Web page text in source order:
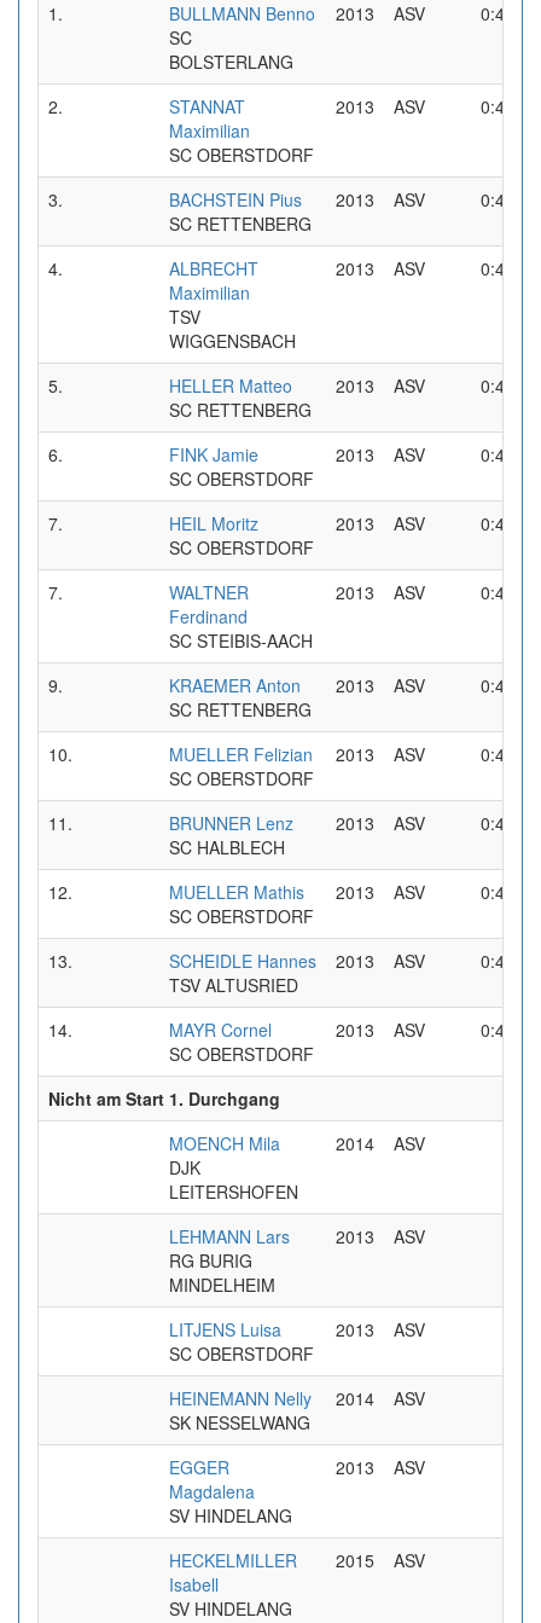
1.
BULLMANN Benno
SC
BOLSTERLANG
2013 ASV 0:40,77
2.
STANNAT
Maximilian
SC OBERSTDORF
2013 ASV 0:40,94
3.
BACHSTEIN Pius
SC RETTENBERG
2013 ASV 0:42,35
4.
ALBRECHT
Maximilian
TSV
WIGGENSBACH
2013 ASV 0:42,45
5.
HELLER Matteo
SC RETTENBERG
2013 ASV 0:43,30
6.
FINK Jamie
SC OBERSTDORF
2013 ASV 0:43,91
7.
HEIL Moritz
SC OBERSTDORF
2013 ASV 0:44,14
7.
WALTNER
Ferdinand
SC STEIBIS-AACH
2013 ASV 0:44,14
9.
KRAEMER Anton
SC RETTENBERG
2013 ASV 0:44,45
10.
MUELLER Felizian
SC OBERSTDORF
2013 ASV 0:44,72
11.
BRUNNER Lenz
SC HALBLECH
2013 ASV 0:46,01
12.
MUELLER Mathis
SC OBERSTDORF
2013 ASV 0:46,23
13.
SCHEIDLE Hannes
TSV ALTUSRIED
2013 ASV 0:47,53
14.
MAYR Cornel
SC OBERSTDORF
2013 ASV 0:48,20
Nicht am Start 1. Durchgang
MOENCH Mila
DJK
LEITERSHOFEN
2014 ASV
LEHMANN Lars
RG BURIG
MINDELHEIM
2013 ASV
LITJENS Luisa
SC OBERSTDORF
2013 ASV
HEINEMANN Nelly
SK NESSELWANG
2014 ASV
EGGER
Magdalena
SV HINDELANG
2013 ASV
HECKELMILLER
Isabell
SV HINDELANG
2015 ASV